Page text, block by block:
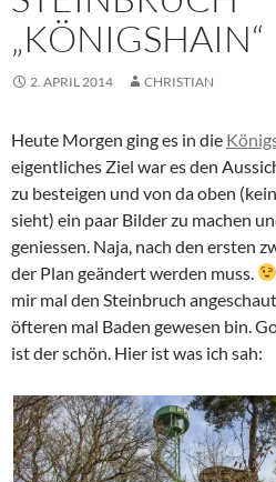
„KÖNIGSHAIN“
2. APRIL 2014 CHRISTIAN
Heute Morgen ging es in die
eigentliches Ziel war es den
zu besteigen und von da oben
sieht) ein paar Bilder zu machen
geniessen. Naja, nach den ersten
der Plan geändert werden muss.
mir mal den Steinbruch
öfteren mal Baden gewesen bin.
ist der schön. Hier ist was ich sah: